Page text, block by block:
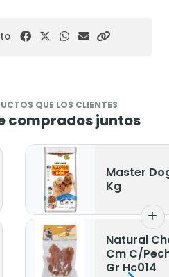
QUE LOS CLIENTES
comprados juntos
Master
Kg
Natural
Cm C/
Gr Hc014